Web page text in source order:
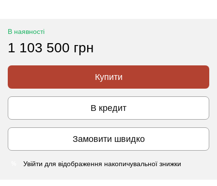
В наявності
1 103 500 грн
Купити
В кредит
Замовити швидко
Увійти для відображення накопичувальної знижки